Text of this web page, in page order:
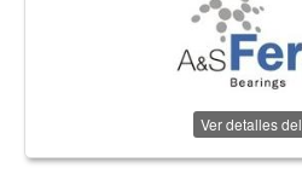
Ver detalles